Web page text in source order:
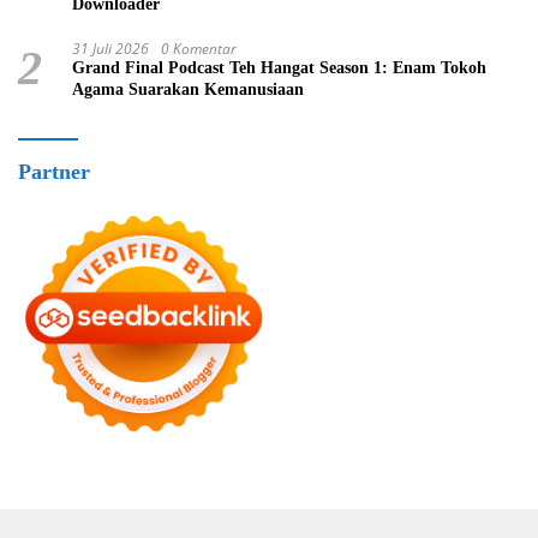
Downloader
2 31 Juli 2026 0 Komentar
Grand Final Podcast Teh Hangat Season 1: Enam Tokoh
Agama Suarakan Kemanusiaan
Partner